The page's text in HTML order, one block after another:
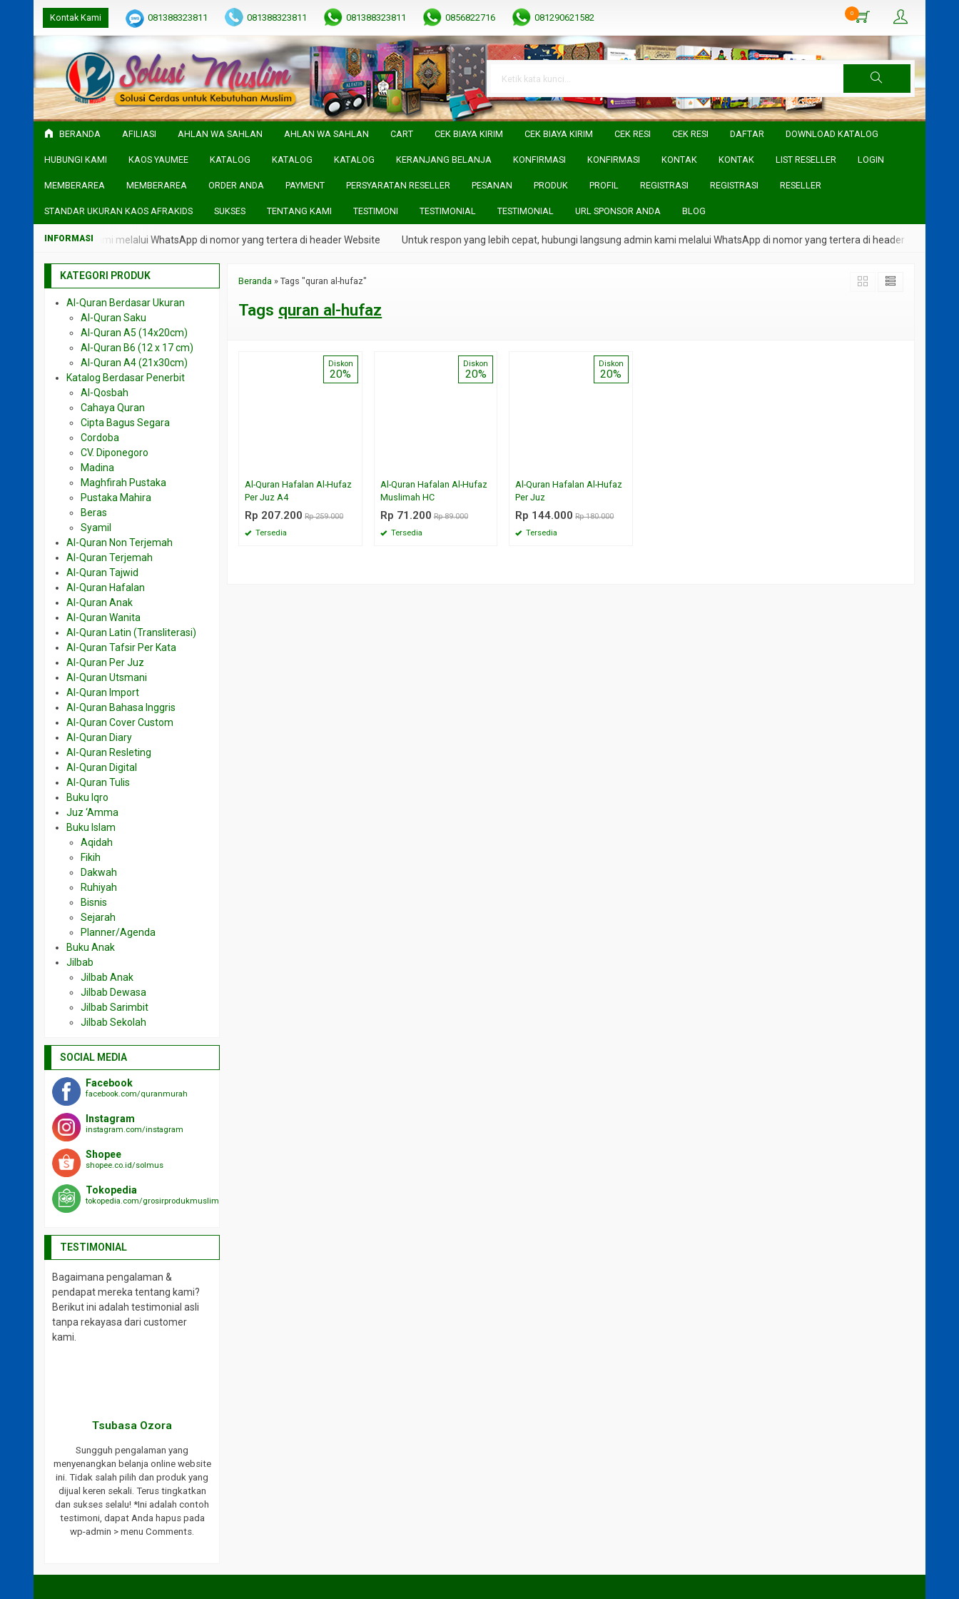
Kontak Kami 081388323811 081388323811 081388323811 0856822716 081290621582 0
BERANDA AFILIASI AHLAN WA SAHLAN AHLAN WA SAHLAN CART CEK BIAYA KIRIM CEK BIAYA KIRIM CEK RESI CEK RESI DAFTAR DOWNLOAD KATALOG
HUBUNGI KAMI KAOS YAUMEE KATALOG KATALOG KATALOG KERANJANG BELANJA KONFIRMASI KONFIRMASI KONTAK KONTAK LIST RESELLER LOGIN
MEMBERAREA MEMBERAREA ORDER ANDA PAYMENT PERSYARATAN RESELLER PESANAN PRODUK PROFIL REGISTRASI REGISTRASI RESELLER
STANDAR UKURAN KAOS AFRAKIDS SUKSES TENTANG KAMI TESTIMONI TESTIMONIAL TESTIMONIAL URL SPONSOR ANDA BLOG
admin kami melalui WhatsApp di nomor yang tertera di header Website Untuk respon yang lebih cepat, hubungi langsung admin kami melalui WhatsApp di nomor yang tertera di header Website
Beranda »Tags "quran al-hufaz"
Tags quran al-hufaz
Diskon
20%
Al-Quran Hafalan Al-Hufaz
Per Juz A4
Rp 207.200 Rp 259.000
Tersedia
Diskon
20%
Al-Quran Hafalan Al-Hufaz
Muslimah HC
Rp 71.200 Rp 89.000
Tersedia
Diskon
20%
Al-Quran Hafalan Al-Hufaz
Per Juz
Rp 144.000 Rp 180.000
Tersedia
KATEGORI PRODUK
Al-Quran Berdasar Ukuran
Al-Quran Saku
Al-Quran A5 (14x20cm)
Al-Quran B6 (12 x 17 cm)
Al-Quran A4 (21x30cm)
Katalog Berdasar Penerbit
Al-Qosbah
Cahaya Quran
Cipta Bagus Segara
Cordoba
CV. Diponegoro
Madina
Maghfirah Pustaka
Pustaka Mahira
Beras
Syamil
Al-Quran Non Terjemah
Al-Quran Terjemah
Al-Quran Tajwid
Al-Quran Hafalan
Al-Quran Anak
Al-Quran Wanita
Al-Quran Latin (Transliterasi)
Al-Quran Tafsir Per Kata
Al-Quran Per Juz
Al-Quran Utsmani
Al-Quran Import
Al-Quran Bahasa Inggris
Al-Quran Cover Custom
Al-Quran Diary
Al-Quran Resleting
Al-Quran Digital
Al-Quran Tulis
Buku Iqro
Juz ‘Amma
Buku Islam
Aqidah
Fikih
Dakwah
Ruhiyah
Bisnis
Sejarah
Planner/Agenda
Buku Anak
Jilbab
Jilbab Anak
Jilbab Dewasa
Jilbab Sarimbit
Jilbab Sekolah
SOCIAL MEDIA
Facebook
facebook.com/quranmurah
Instagram
instagram.com/instagram
Shopee
shopee.co.id/solmus
Tokopedia
tokopedia.com/grosirprodukmuslim
TESTIMONIAL
Bagaimana pengalaman &
pendapat mereka tentang kami?
Berikut ini adalah testimonial asli
tanpa rekayasa dari customer
kami.
Tsubasa Ozora
Sungguh pengalaman yang
menyenangkan belanja online website
ini. Tidak salah pilih dan produk yang
dijual keren sekali. Terus tingkatkan
dan sukses selalu! *Ini adalah contoh
testimoni, dapat Anda hapus pada
wp-admin > menu Comments.